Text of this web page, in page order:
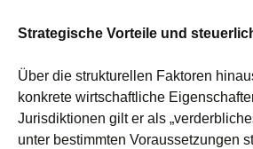
Strategische Vorteile und
Über die strukturellen Faktoren
konkrete wirtschaftliche
Jurisdiktionen gilt er als
unter bestimmten Voraussetzungen